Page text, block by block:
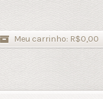
Meu carrinho: R$0,00